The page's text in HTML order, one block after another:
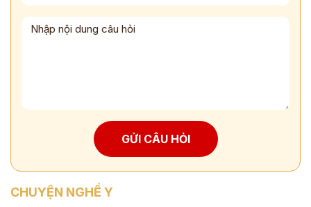
GỬI CÂU HỎI
CHUYỆN NGHỀ Y